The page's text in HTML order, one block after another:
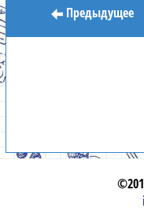
Предыдущее